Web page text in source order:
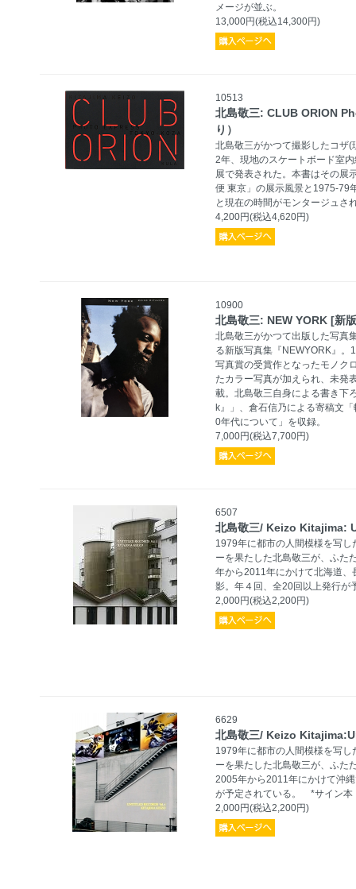
メージが並ぶ。
13,000円(税込14,300円)
10513
北島敬三: CLUB ORION
り）
北島敬三がかつて撮影したコザ
2年、現地のスケートボード室
展で発表された。本書はその展
便 東京」の展示風景と1975-79
と現在の時間がモンタージュさ
4,200円(税込4,620円)
10900
北島敬三: NEW YORK [新
北島敬三がかつて出版した写真
る新版写真集『NEWYORK』
写真賞の受賞作となったモノク
たカラー写真が加えられ、未発
載。北島敬三自身による書き下
k』」、倉石信乃による寄稿文
0年代について」を収録。
7,000円(税込7,700円)
6507
北島敬三/ Keizo Kitajima:
1979年に都市の人間模様を写
ーを果たした北島敬三が、ふた
年から2011年にかけて北海道
影。年４回、全20回以上発行が
2,000円(税込2,200円)
6629
北島敬三/ Keizo
1979年に都市の人間模様を写
ーを果たした北島敬三が、ふた
2005年から2011年にかけて沖
が予定されている。 *サイン本
2,000円(税込2,200円)